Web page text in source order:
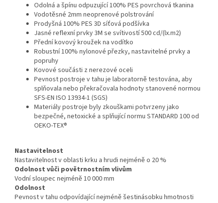
Odolná a špínu odpuzující 100% PES povrchová tkanina
Vodotěsné 2mm neoprenové polstrování
Prodyšná 100% PES 3D síťová podšívka
Jasné reflexní prvky 3M se svítivostí 500 cd/(lx.m2)
Přední kovový kroužek na vodítko
Robustní 100% nylonové přezky, nastavitelné prvky a
popruhy
Kovové součásti z nerezové oceli
Pevnost postroje v tahu je laboratorně testována, aby
splňovala nebo překračovala hodnoty stanovené normou
SFS-EN ISO 13934-1 (SGS)
Materiály postroje byly zkouškami potvrzeny jako
bezpečné, netoxické a splňující normu STANDARD 100 od
OEKO-TEX®
Nastavitelnost
Nastavitelnost v oblasti krku a hrudi nejméně o 20 %
Odolnost vůči povětrnostním vlivům
Vodní sloupec nejméně 10 000 mm
Odolnost
Pevnost v tahu odpovídající nejméně šestinásobku hmotnosti